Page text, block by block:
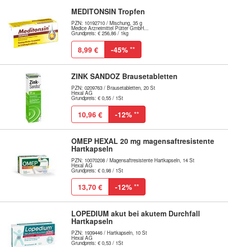
MEDITONSIN Tropfen
PZN: 10192710 / Mischung, 35 g
Medice Arzneimittel Pütter GmbH...
Grundpreis: € 256,86 / 1kg
8,99 € -45% **
ZINK SANDOZ Brausetabletten
PZN: 0209763 / Brausetabletten, 20 St
Hexal AG
Grundpreis: € 0,55 / 1St
10,96 € -12% **
OMEP HEXAL 20 mg magensaftresistente
Hartkapseln
PZN: 10070208 / Magensaftresistente Hartkapseln, 14 St
Hexal AG
Grundpreis: € 0,98 / 1St
13,70 € -12% **
LOPEDIUM akut bei akutem Durchfall
Hartkapseln
PZN: 1939446 / Hartkapseln, 10 St
Hexal AG
Grundpreis: € 0,53 / 1St